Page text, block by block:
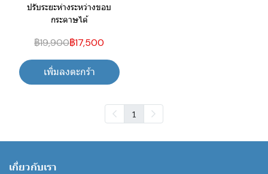
ปรับระยะห่างระหว่างขอบ
กระดาษได้
฿19,900฿17,500
เพิ่มลงตะกร้า
1
เกี่ยวกับเรา